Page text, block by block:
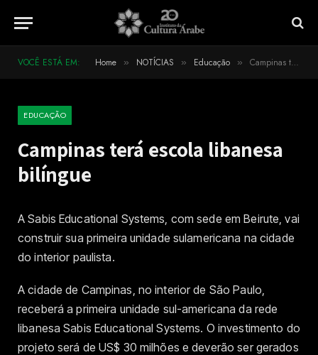
VOCÊ ESTÁ EM: Home » NOTÍCIAS » Educação » Campinas terá escola libanesa bilíngue
EDUCAÇÃO
Campinas terá escola libanesa
bilíngue
A Sabis Educational Systems, com sede em Beirute, vai
construir sua primeira unidade sulamericana na cidade
do interior paulista.
A cidade de Campinas, no interior de São Paulo,
receberá a primeira unidade sul-americana da rede
libanesa Sabis Educational Systems. O investimento do
projeto será de US$ 30 milhões e deverão ser gerados